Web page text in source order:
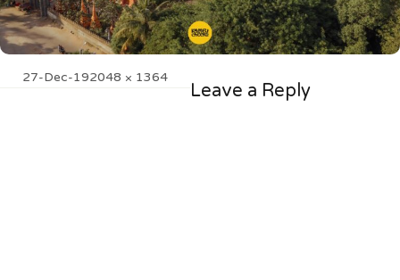
Posted
27-Dec-19Full
2048 × 1364
Leave a Reply